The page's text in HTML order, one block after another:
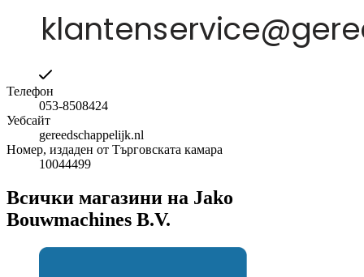
Телефон
053-8508424
Уебсайт
gereedschappelijk.nl
Номер, издаден от Търговската камара
10044499
Всички магазини на Jako
Bouwmachines B.V.